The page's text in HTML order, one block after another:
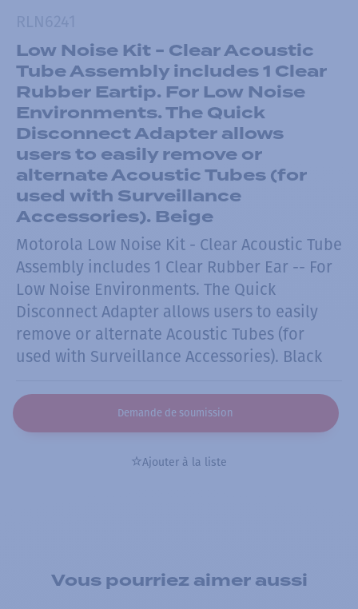
Low Noise Kit - Clear Acoustic
Tube Assembly includes 1 Clear
Rubber Eartip. For Low Noise
Environments. The Quick
Disconnect Adapter allows
users to easily remove or
alternate Acoustic Tubes (for
used with Surveillance
Accessories). Beige
Motorola Low Noise Kit - Clear Acoustic Tube
Assembly includes 1 Clear Rubber Ear -- For
Low Noise Environments. The Quick
Disconnect Adapter allows users to easily
remove or alternate Acoustic Tubes (for
used with Surveillance Accessories). Black
Demande de soumission
Ajouter à la liste
Vous pourriez aimer aussi